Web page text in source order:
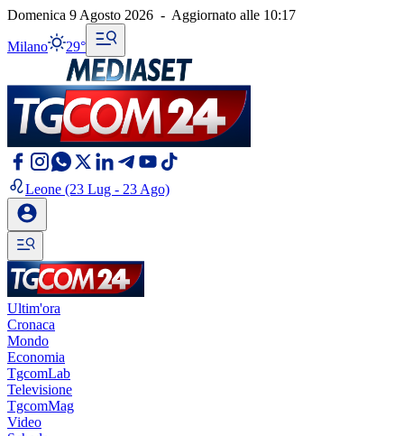
Domenica 9 Agosto 2026 - Aggiornato alle 10:17
Milano 29°
Leone (23 Lug - 23 Ago)
Ultim'ora
Cronaca
Mondo
Economia
TgcomLab
Televisione
TgcomMag
Video